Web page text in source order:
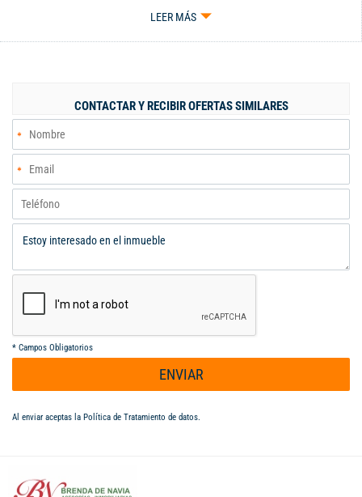
ALCOBAS, LA PRINCIPAL CON BAÑO Y BAÑO DE ALCOBAS PARA
COMEDOR, COCINA INTEGRAL, ZONA DE OFICIOS, ALCOBA Y
CARROS Y 1 PARQUEADERO EXTERIOR PARA 1 CARRO -
CELULAR 300-3229115.
LEER MÁS
CONTACTAR Y RECIBIR OFERTAS SIMILARES
* Campos Obligatorios
ENVIAR
Al enviar aceptas la Política de Tratamiento de datos.